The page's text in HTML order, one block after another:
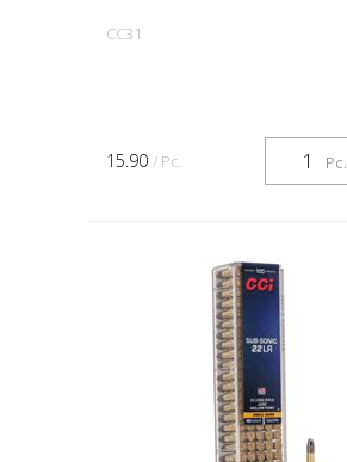
CC31
Pc.
15.90 / Pc.